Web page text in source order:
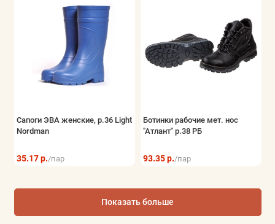
Сапоги ЭВА женские, р.36 Light
Nordman
35.17 р./пар
Ботинки рабочие мет. нос
"Атлант" р.38 РБ
93.35 р./пар
Показать больше